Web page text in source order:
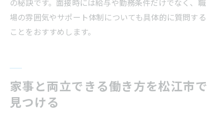
場の雰囲気やサポート体制についても具体的に質問する
ことをおすすめします。
家事と両立できる働き方を松江市で
見つける